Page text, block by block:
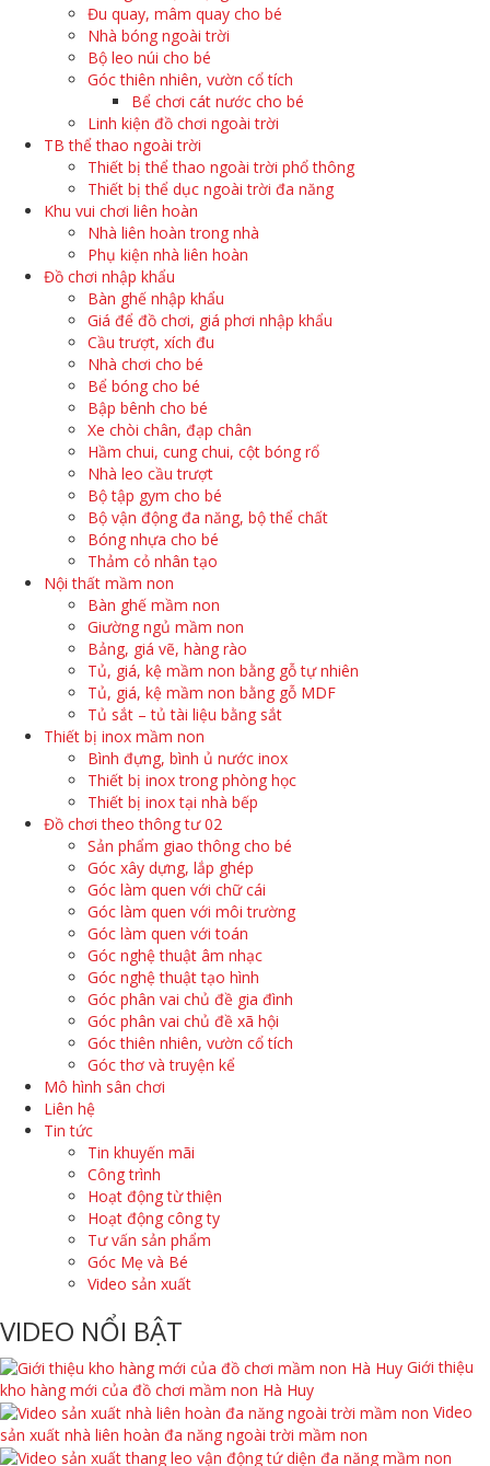
Đu quay, mâm quay cho bé
Nhà bóng ngoài trời
Bộ leo núi cho bé
Góc thiên nhiên, vườn cổ tích
Bể chơi cát nước cho bé
Linh kiện đồ chơi ngoài trời
TB thể thao ngoài trời
Thiết bị thể thao ngoài trời phổ thông
Thiết bị thể dục ngoài trời đa năng
Khu vui chơi liên hoàn
Nhà liên hoàn trong nhà
Phụ kiện nhà liên hoàn
Đồ chơi nhập khẩu
Bàn ghế nhập khẩu
Giá để đồ chơi, giá phơi nhập khẩu
Cầu trượt, xích đu
Nhà chơi cho bé
Bể bóng cho bé
Bập bênh cho bé
Xe chòi chân, đạp chân
Hầm chui, cung chui, cột bóng rổ
Nhà leo cầu trượt
Bộ tập gym cho bé
Bộ vận động đa năng, bộ thể chất
Bóng nhựa cho bé
Thảm cỏ nhân tạo
Nội thất mầm non
Bàn ghế mầm non
Giường ngủ mầm non
Bảng, giá vẽ, hàng rào
Tủ, giá, kệ mầm non bằng gỗ tự nhiên
Tủ, giá, kệ mầm non bằng gỗ MDF
Tủ sắt – tủ tài liệu bằng sắt
Thiết bị inox mầm non
Bình đựng, bình ủ nước inox
Thiết bị inox trong phòng học
Thiết bị inox tại nhà bếp
Đồ chơi theo thông tư 02
Sản phẩm giao thông cho bé
Góc xây dựng, lắp ghép
Góc làm quen với chữ cái
Góc làm quen với môi trường
Góc làm quen với toán
Góc nghệ thuật âm nhạc
Góc nghệ thuật tạo hình
Góc phân vai chủ đề gia đình
Góc phân vai chủ đề xã hội
Góc thiên nhiên, vườn cổ tích
Góc thơ và truyện kể
Mô hình sân chơi
Liên hệ
Tin tức
Tin khuyến mãi
Công trình
Hoạt động từ thiện
Hoạt động công ty
Tư vấn sản phẩm
Góc Mẹ và Bé
Video sản xuất
VIDEO NỔI BẬT
Giới thiệu
kho hàng mới của đồ chơi mầm non Hà Huy
Video
sản xuất nhà liên hoàn đa năng ngoài trời mầm non